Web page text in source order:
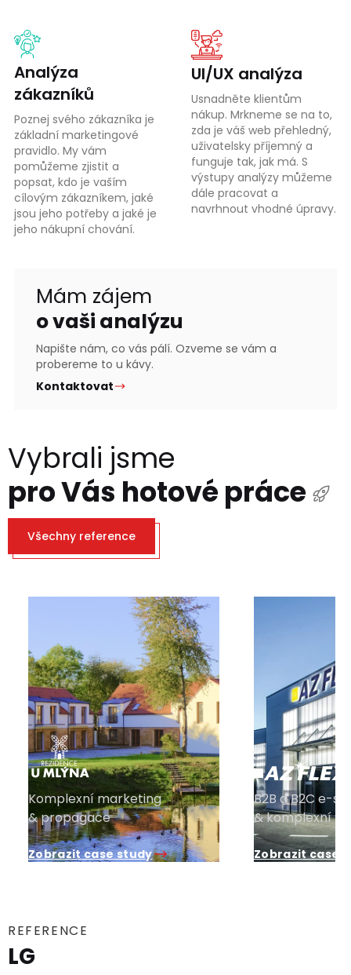
Analýza
zákazníků
Poznej svého zákazníka je
základní marketingové
pravidlo. My vám
pomůžeme zjistit a
popsat, kdo je vaším
cílovým zákazníkem, jaké
jsou jeho potřeby a jaké je
jeho nákupní chování.
UI/UX analýza
Usnadněte klientům
nákup. Mrkneme se na to,
zda je váš web přehledný,
uživatelsky příjemný a
funguje tak, jak má. S
výstupy analýzy můžeme
dále pracovat a
navrhnout vhodné úpravy.
Mám zájem
o vaši analýzu
Napište nám, co vás pálí. Ozveme se vám a
probereme to u kávy.
Kontaktovat
Vybrali jsme
pro Vás hotové práce
Všechny reference
Komplexní marketing
& propagace
Zobrazit case study
B2B a B2C e-
& komplexní
Zobrazit case
REFERENCE
LG